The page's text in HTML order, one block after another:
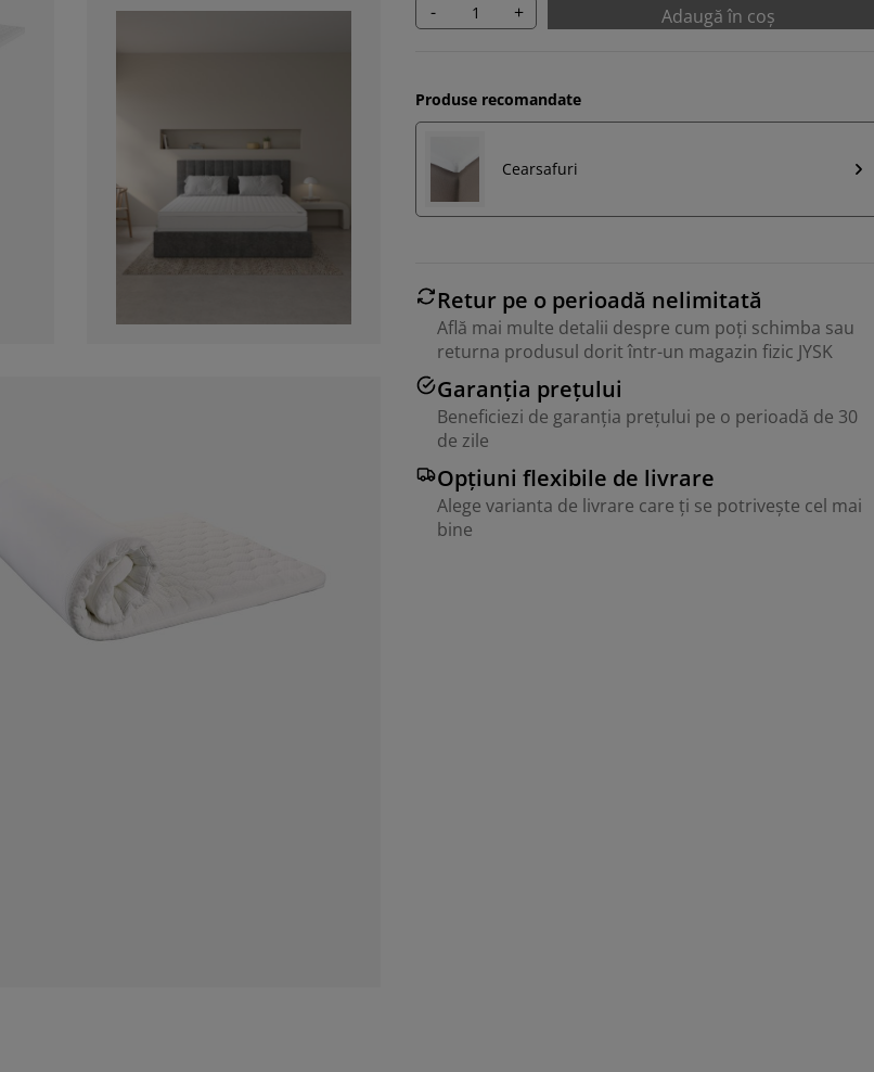
- + Adaugă în coș
Produse recomandate
Cearsafuri
Retur pe o perioadă nelimitată
Află mai multe detalii despre cum poți schimba sau
returna produsul dorit într-un magazin fizic JYSK
Garanția prețului
Beneficiezi de garanția prețului pe o perioadă de 30
de zile
Opțiuni flexibile de livrare
Alege varianta de livrare care ți se potrivește cel mai
bine